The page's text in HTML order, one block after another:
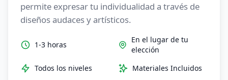
permite expresar tu individualidad a través de
diseños audaces y artísticos.
1-3 horas
En el lugar de tu
elección
Todos los niveles
Materiales Incluidos